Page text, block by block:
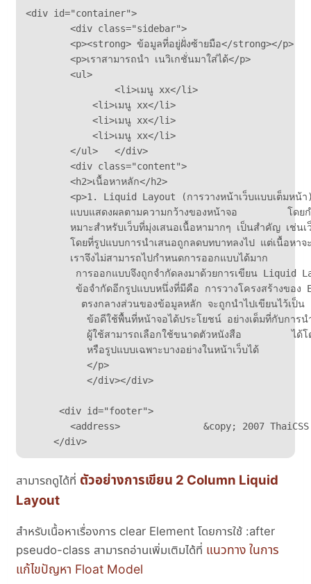
<div id="container">
	<div class="sidebar">
        <p>เราสามารถนำ เนวิเกชั่นมาใส่ได้</p>
        <ul>
            <li>เมนู xx</li>
            <li>เมนู xx</li>
            <li>เมนู xx</li>
        </ul>	</div>
<p>1. Liquid Layout (การวางหน้าเว็บแบบเต็มหน้
แบบแสดงผลตามความกว้างของหน้าจอ         โด
หมาะสำหรับเว็บที่มุ่งเสนอเนื้อหามากๆ เป็นสำ
โดยที่รูปแบบการนำเสนอถูกลดบทบาทลงไป แต่เนื้อหา
เราจึงไม่สามารถไปกำหนดการออกแบบได้มาก
การออกแบบจึงถูกจำกัดลงมาด้วยการเขียน
ข้อจำกัดอีกรูปแบบหนึ่งที่มีคือ การวางโครงสร้า
ตรงกลางส่วนของข้อมูลหลัก จะถูกนำไปเขียน
ข้อดีใช้พื้นที่หน้าจอได้ประโยชน์ อย่างเต็มที่กับการ
ผู้ใช้สามารถเลือกใช้ขนาดตัวหนังสือ         ไ
           หรือรูปแบบเฉพาะบางอย่างในหน้าเว็บได้
           </p>
           </div></div>
      <div id="footer">
     </div>
สามารถดูได้ที่ ตัวอย่างการเขียน 2 Column Liquid
Layout
สำหรับเนื้อหาเรื่องการ clear Element โดยการใช้ :after
pseudo-class สามารถอ่านเพิ่มเติมได้ที่ แนวทาง ในการ
แก้ไขปัญหา Float Model